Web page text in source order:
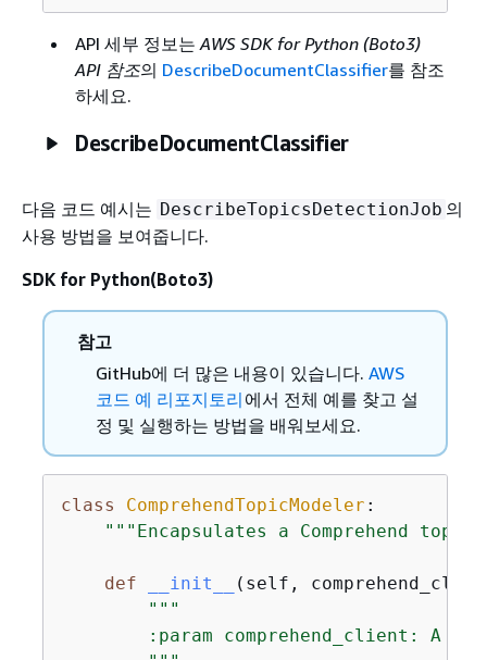
API 세부 정보는 AWS SDK for Python (Boto3)
API 참조의 DescribeDocumentClassifier를 참조
하세요.
DescribeDocumentClassifier
다음 코드 예시는 DescribeTopicsDetectionJob 의
사용 방법을 보여줍니다.
SDK for Python(Boto3)
참고
GitHub에 더 많은 내용이 있습니다. AWS
코드 예 리포지토리 에서 전체 예를 찾고 설
정 및 실행하는 방법을 배워보세요.
class ComprehendTopicModeler :
"""Encapsulates a Comprehend
def __init__ ( self,
"""
:param comprehend_client: A